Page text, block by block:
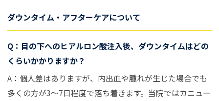
ダウンタイム・アフターケアについて
Q：目の下へのヒアルロン酸注入後、ダウンタイムはどの
くらいかかりますか？
A：個人差はありますが、内出血や腫れが生じた場合でも
多くの方が3〜7日程度で落ち着きます。当院ではカニュー